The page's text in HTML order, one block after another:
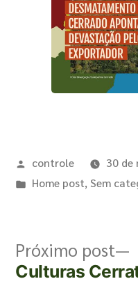
controle
30 de
Home post, Sem
Próximo post
Culturas